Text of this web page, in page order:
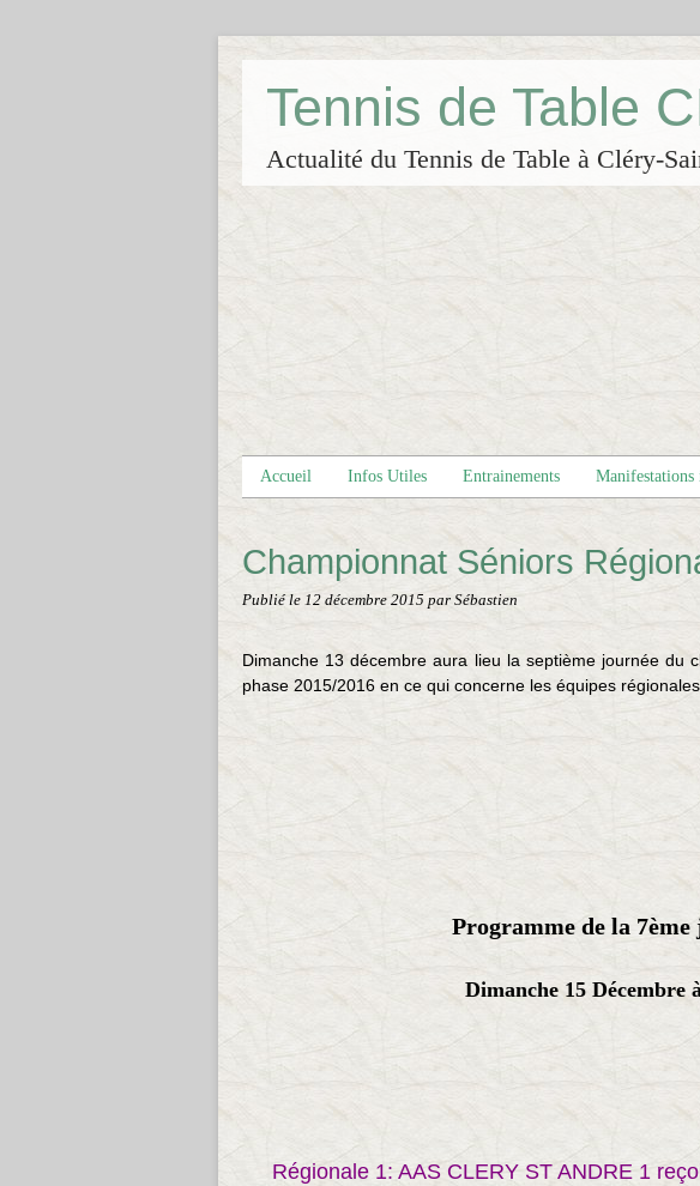
Tennis de Table
Actualité du Tennis de Table à Cléry-
Accueil Infos Utiles Entrainements Manifestations
Championnat Séniors
Publié le 12 décembre 2015 par Sébastien
Dimanche 13 décembre aura lieu la septième journée du
phase 2015/2016 en ce qui concerne les équipes régionales.
Programme de la 7ème
Dimanche 15 Décembre
Régionale 1: AAS CLERY ST ANDRE 1